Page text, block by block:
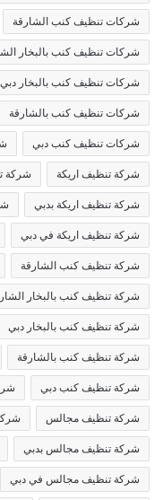
شركات تنظيف كنب الشارقة
شركات تنظيف كنب بالبخار
شركات تنظيف كنب بالبخار دبي
شركات تنظيف كنب بالشارقة
شركات تنظيف كنب دبي
شركة تنظيف اريكة شركة
شركة تنظيف اريكة بدبي
شركة تنظيف اريكة في دبي
شركة تنظيف كنب الشارقة
شركة تنظيف كنب بالبخار
شركة تنظيف كنب بالبخار دبي
شركة تنظيف كنب بالشارقة
شركة تنظيف كنب دبي
شركة تنظيف مجالس
شركة تنظيف مجالس بدبي
شركة تنظيف مجالس في دبي